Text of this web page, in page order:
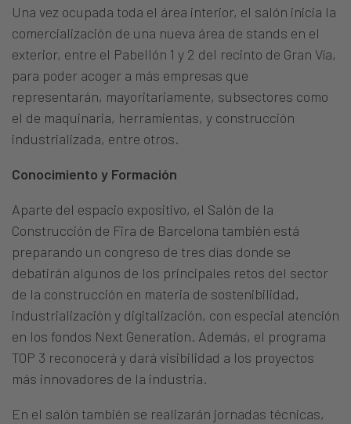
Una vez ocupada toda el área interior, el salón inicia la
comercialización de una nueva área de stands en el
exterior, entre el Pabellón 1 y 2 del recinto de Gran Vía,
para poder acoger a más empresas que
representarán, mayoritariamente, subsectores como
el de maquinaria, herramientas, y construcción
industrializada, entre otros.
Conocimiento y Formación
Aparte del espacio expositivo, el Salón de la
Construcción de Fira de Barcelona también está
preparando un congreso de tres días donde se
debatirán algunos de los principales retos del sector
de la construcción en materia de sostenibilidad,
industrialización y digitalización, con especial atención
en los fondos Next Generation. Además, el programa
TOP 3 reconocerá y dará visibilidad a los proyectos
más innovadores de la industria.
En el salón también se realizarán jornadas técnicas,